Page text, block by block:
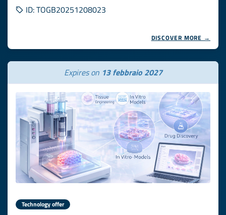
ID: TOGB20251208023
DISCOVER MORE →
Expires on 13 febbraio 2027
Technology offer